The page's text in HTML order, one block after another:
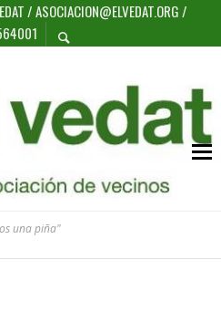
/ ASOCIACION@ELVEDAT.ORG /
una piña"